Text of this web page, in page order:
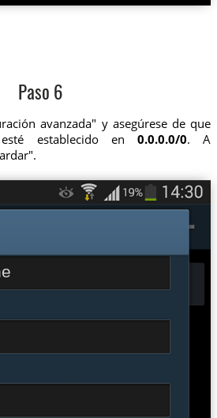
Paso 6
avanzada" y asegúrese de que
establecido en0.0.0.0/0. A